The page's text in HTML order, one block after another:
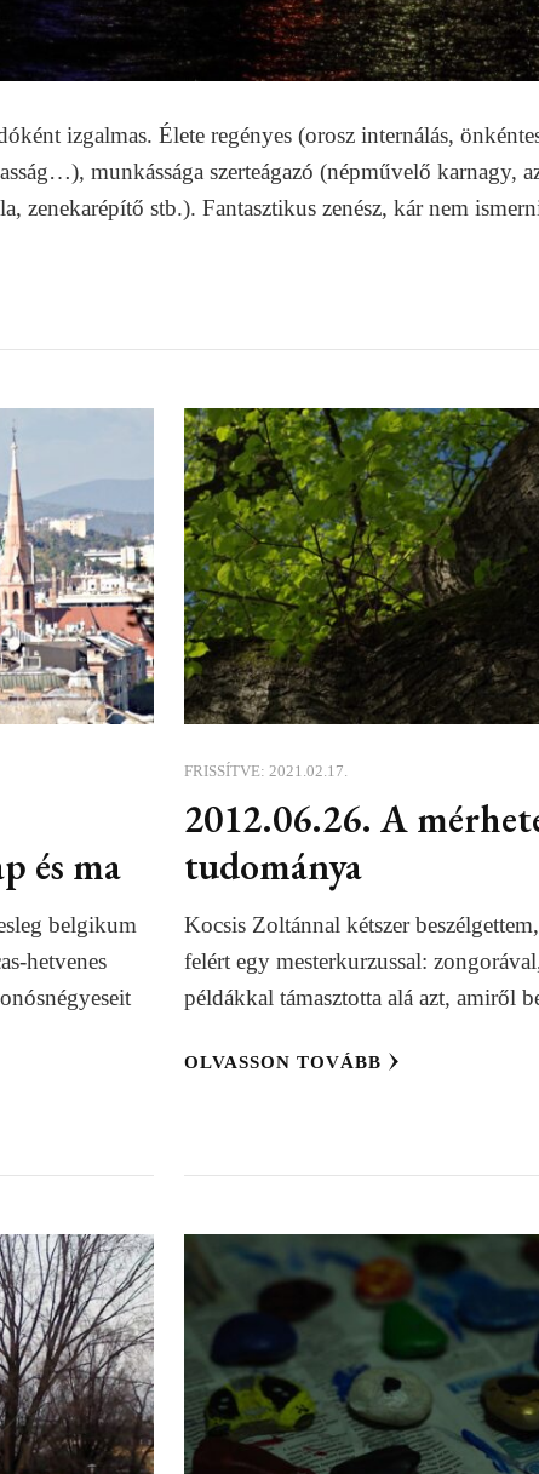
izgalmas. Élete regényes (orosz internálás,
munkássága szerteágazó (népművelő karnagy,
zenekarépítő stb.). Fantasztikus zenész, kár nem
és ma
belgikum
hetvenes
FRISSÍTVE: 2021.02.17.
2012.06.26. A
tudománya
Kocsis Zoltánnal kétszer
felért egy mesterkurzussal:
példákkal támasztotta alá azt, amiről
OLVASSON TOVÁBB